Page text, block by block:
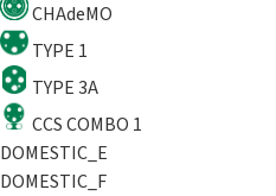
CHAdeMO
TYPE 1
TYPE 3A
CCS COMBO 1
DOMESTIC_E
DOMESTIC_F